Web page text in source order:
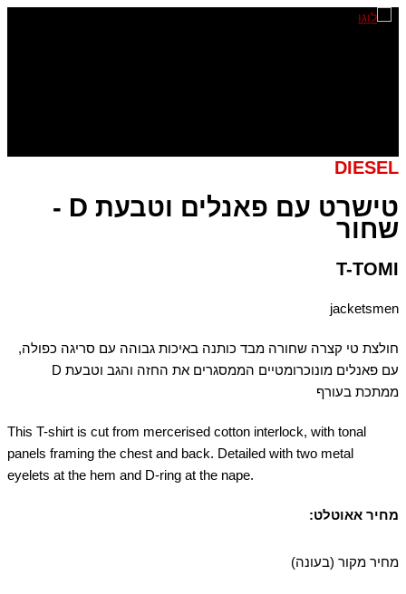
דילוג
DIESEL
טישרט עם פאנלים וטבעת D -
שחור
T-TOMI
jacketsmen
חולצת טי קצרה שחורה מבד כותנה באיכות גבוהה עם סריגה כפולה,
עם פאנלים מונוכרומטיים הממסגרים את החזה והגב וטבעת D
ממתכת בעורף
This T-shirt is cut from mercerised cotton interlock, with tonal
panels framing the chest and back. Detailed with two metal
eyelets at the hem and D-ring at the nape.
מחיר אאוטלט:
מחיר מקור (בעונה)